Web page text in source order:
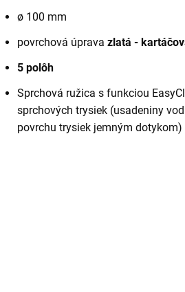
ø 100 mm
povrchová úprava zlatá -
5 polôh
Sprchová ružica s funkciou
sprchových trysiek (usadeniny
povrchu trysiek jemným dotykom)